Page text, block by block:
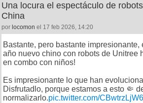
Una locura el espectáculo de
China
por locomon el 17 feb 2026, 14:20
Bastante, pero bastante impresionante,
año nuevo chino con robots de Unitree
en combo con niños!
Es impresionante lo que han
Disfrutadlo, porque estamos a esto 🤏
normalizarlo.pic.twitter.com/CBwtrzLjW6